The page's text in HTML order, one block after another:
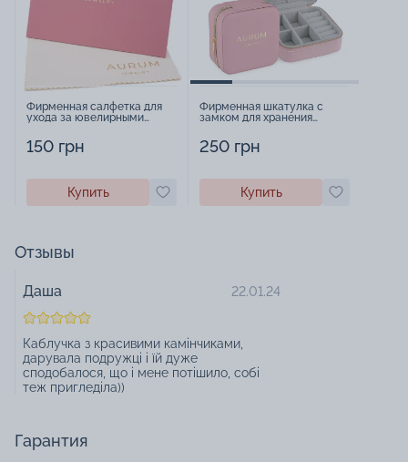
Фирменная салфетка для
ухода за ювелирными
150 грн
Купить
Фирменная шкатулка с
замком для хранения
250 грн
Купить
Отзывы
Даша 22.01.24
Каблучка з красивими камінчиками,
дарувала подружці і їй дуже
сподобалося, що і мене потішило, собі
теж пригледіла))
Гарантия